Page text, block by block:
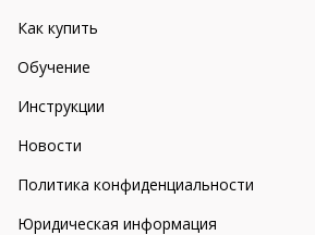
Как купить
Обучение
Инструкции
Новости
Политика конфиденциальности
Юридическая информация